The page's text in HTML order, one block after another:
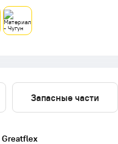
Запасные части
Greatflex